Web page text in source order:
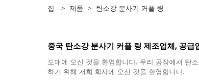
집 > 제품 > 탄소강 분사기 커플 링
중국 탄소강 분사기 커플 링 제조업체, 공급
도매에 오신 것을 환영합니다. 우리 공장에서 탄
하기 위해 저희 회사에 오신 것을 환영합니다.